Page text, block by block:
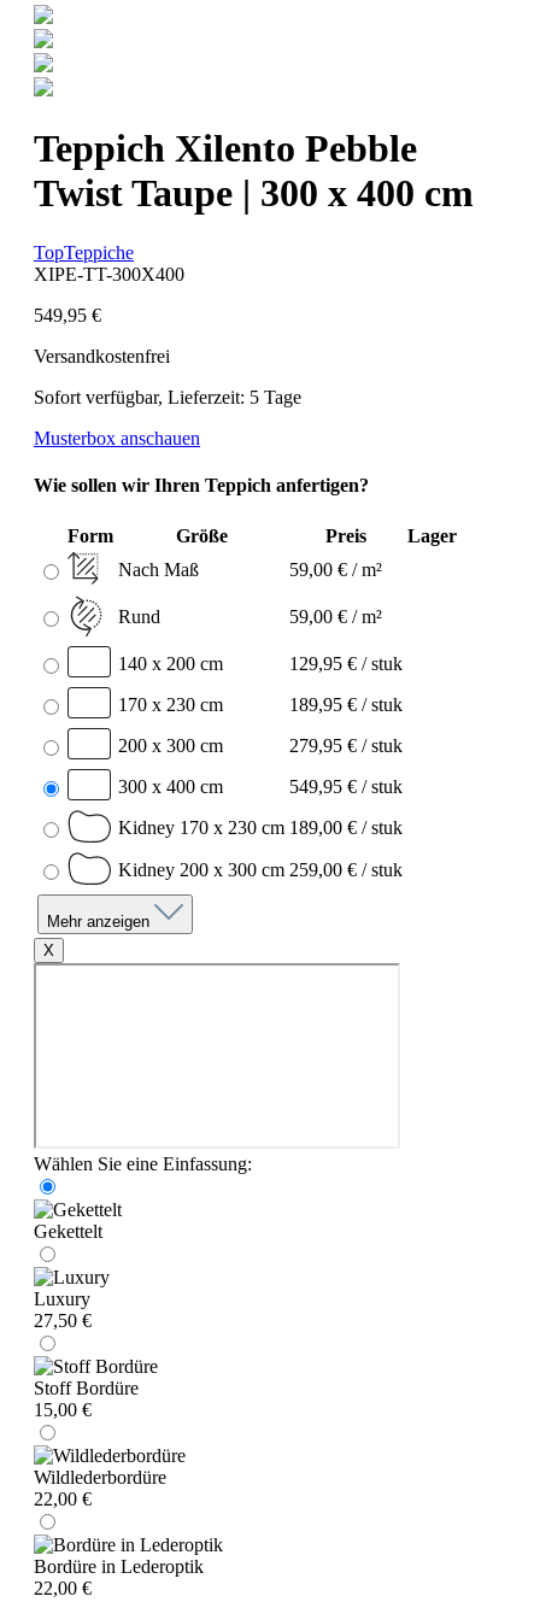
Teppich Xilento Pebble
Twist Taupe | 300 x 400 cm
TopTeppiche
XIPE-TT-300X400
549,95 €
Versandkostenfrei
Sofort verfügbar, Lieferzeit: 5 Tage
Musterbox anschauen
Wie sollen wir Ihren Teppich anfertigen?
Form Größe Preis
Lager
Nach Maß
59,00 € / m²
Rund 59,00 € / m²
140 x 200 cm
129,95 € / stuk
170 x 230 cm
189,95 € / stuk
200 x 300 cm
279,95 € / stuk
300 x 400 cm
549,95 € / stuk
Kidney 170 x 230 cm 189,00 € / stuk
Kidney 200 x 300 cm 259,00 € / stuk
Mehr anzeigen
X
Wählen Sie eine Einfassung:
Gekettelt
Luxury
27,50 €
Stoff Bordüre
15,00 €
Wildlederbordüre
22,00 €
Bordüre in Lederoptik
22,00 €